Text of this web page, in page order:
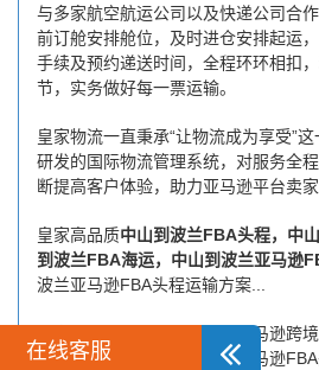
与多家航空航运公司以及快递公司合
前订舱安排舱位，及时进仓安排起运
手续及预约递送时间，全程环环相扣
节，实务做好每一票运输。
皇家物流一直秉承“让物流成为享受”
研发的国际物流管理系统，对服务全
断提高客户体验，助力亚马逊平台卖
皇家高品质中山到波兰FBA头程，中
到波兰FBA海运，中山到波兰亚马逊
波兰亚马逊FBA头程运输方案...
皇家物流致力于为中山地区亚马逊跨
优质的、高效的中山到波兰亚马逊FBA
在线客服